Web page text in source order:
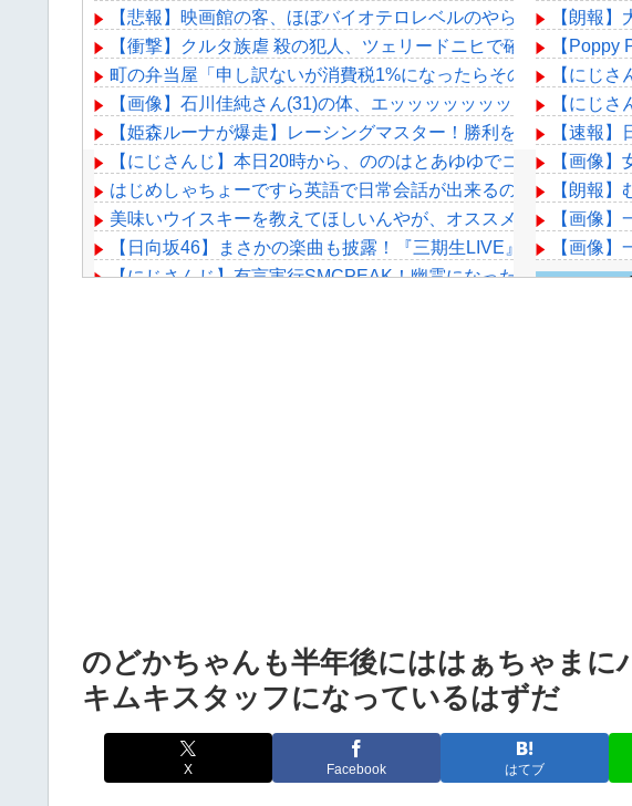
【悲報】映画館の客、ほぼバイオテロレベルのやらかしで観客
【衝撃】クルタ族虐 殺の犯人、ツェリードニヒで確定！クロロ
町の弁当屋「申し訳ないが消費税1%になったらその分商品代を
【画像】石川佳純さん(31)の体、エッッッッッッッッッッッッッ
【姫森ルーナが爆走】レーシングマスター！勝利を目指してアク
【にじさんじ】本日20時から、ののはとあゆゆでコラボ！
はじめしゃちょーですら英語で日常会話が出来るのにお前らと
美味いウイスキーを教えてほしいんやが、オススメあるか????
【日向坂46】まさかの楽曲も披露！『三期生LIVE』愛知公演の
【にじさんじ】有言実行SMCPEAK！幽霊になったマジラボうる
【朗報
【Poppy
【にじ
【にじ
【速報
【画像
【朗報
【画像
【画像
のどかちゃんも半年後にははぁちゃまに
キムキスタッフになっているはずだ
X Facebook はてブ